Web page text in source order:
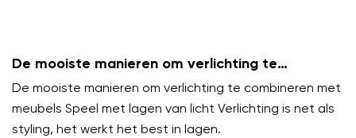
De mooiste manieren om verlichting te
combineren met meubels
De mooiste manieren om verlichting te combineren met
meubels Speel met lagen van licht Verlichting is net als
styling, het werkt het best in lagen.